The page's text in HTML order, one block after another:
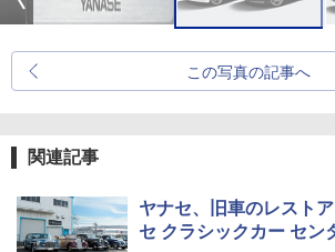
この写真の記事へ
関連記事
ヤナセ、旧車のレスト
セ クラシックカー セン